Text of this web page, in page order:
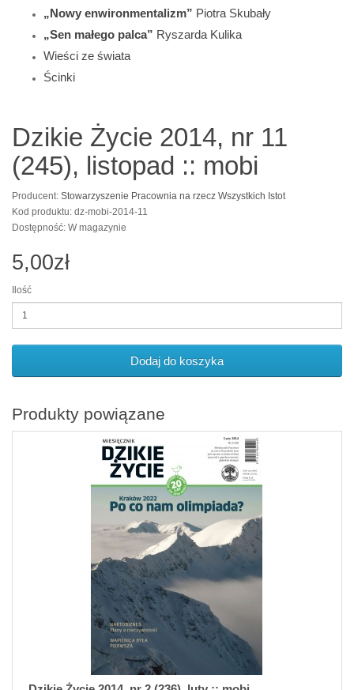
„Nowy enwironmentalizm” Piotra Skubały
„Sen małego palca” Ryszarda Kulika
Wieści ze świata
Ścinki
Dzikie Życie 2014, nr 11
(245), listopad :: mobi
Producent: Stowarzyszenie Pracownia na rzecz Wszystkich Istot
Kod produktu: dz-mobi-2014-11
Dostępność: W magazynie
5,00zł
Ilość
Dodaj do koszyka
Produkty powiązane